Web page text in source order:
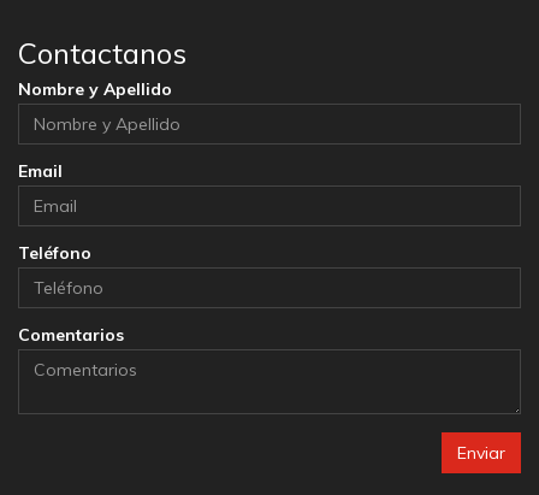
Contactanos
Nombre y Apellido
Email
Teléfono
Comentarios
Enviar